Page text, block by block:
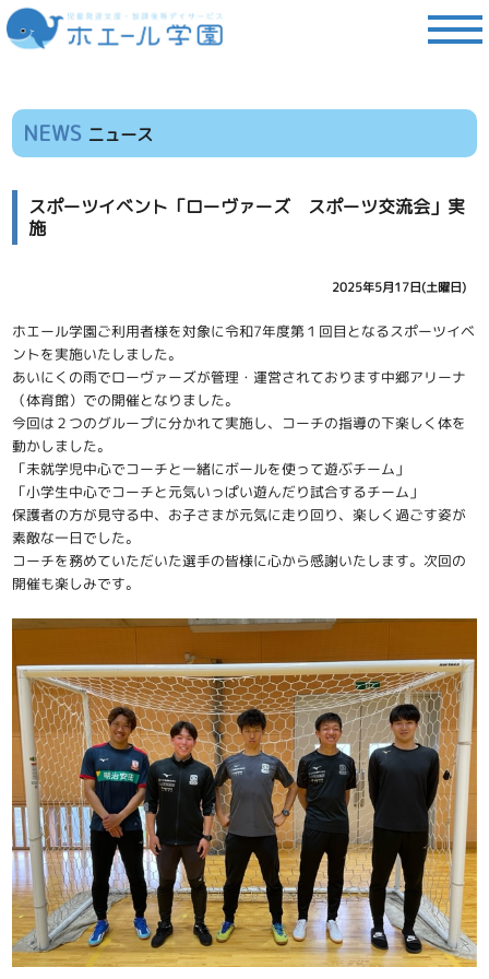
NEWS ニュース
スポーツイベント「ローヴァーズ スポーツ交流会」実
施
2025年5月17日(土曜日)
ホエール学園ご利用者様を対象に令和7年度第１回目となるスポーツイベ
ントを実施いたしました。
あいにくの雨でローヴァーズが管理・運営されております中郷アリーナ
（体育館）での開催となりました。
今回は２つのグループに分かれて実施し、コーチの指導の下楽しく体を
動かしました。
「未就学児中心でコーチと一緒にボールを使って遊ぶチーム」
「小学生中心でコーチと元気いっぱい遊んだり試合するチーム」
保護者の方が見守る中、お子さまが元気に走り回り、楽しく過ごす姿が
素敵な一日でした。
コーチを務めていただいた選手の皆様に心から感謝いたします。次回の
開催も楽しみです。